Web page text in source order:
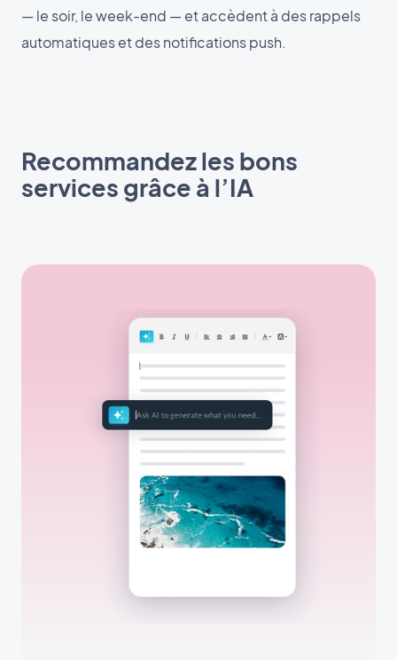
— le soir, le week-end — et accèdent à des rappels
automatiques et des notifications push.
Recommandez les bons
services grâce à l’IA